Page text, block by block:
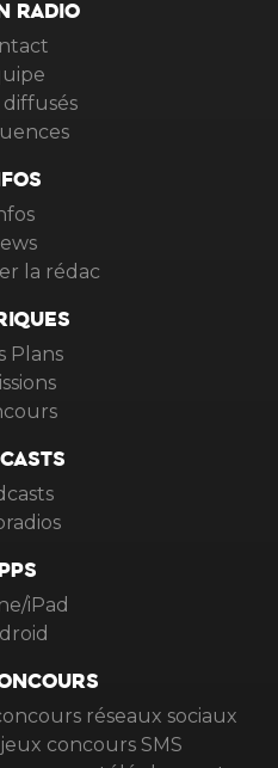
RADIO
la rédac
Plans
iPad
réseaux sociaux
concours SMS